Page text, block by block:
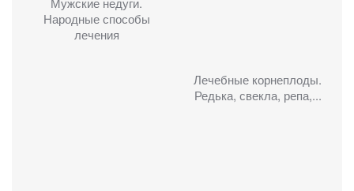
Народные способы
лечения
Лечебные корнеплоды.
Редька, свекла, репа,...